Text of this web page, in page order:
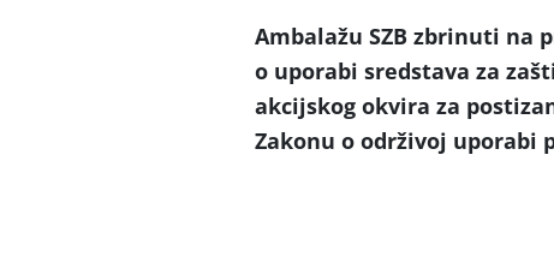
Ambalažu SZB zbrinuti na
o uporabi sredstava za
akcijskog okvira za
Zakonu o održivoj uporabi